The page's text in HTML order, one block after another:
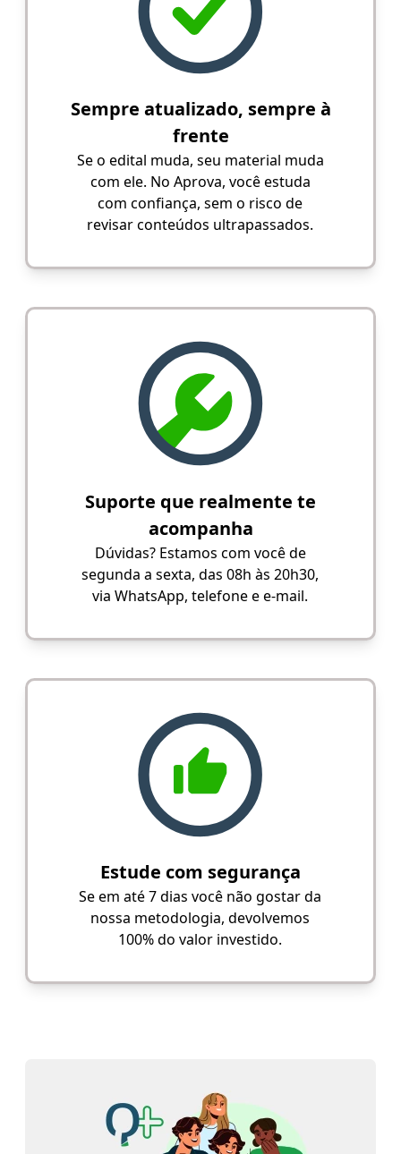
Sempre atualizado, sempre à
frente
Se o edital muda, seu material muda
com ele. No Aprova, você estuda
com confiança, sem o risco de
revisar conteúdos ultrapassados.
Suporte que realmente te
acompanha
Dúvidas? Estamos com você de
segunda a sexta, das 08h às 20h30,
via WhatsApp, telefone e e-mail.
Estude com segurança
Se em até 7 dias você não gostar da
nossa metodologia, devolvemos
100% do valor investido.